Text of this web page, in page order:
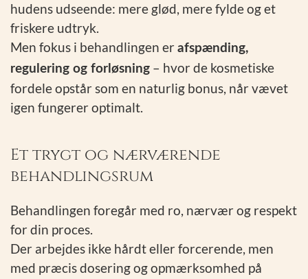
hudens udseende: mere glød, mere fylde og et
friskere udtryk.
Men fokus i behandlingen er afspænding,
regulering og forløsning – hvor de kosmetiske
fordele opstår som en naturlig bonus, når vævet
igen fungerer optimalt.
Et trygt og nærværende
behandlingsrum
Behandlingen foregår med ro, nærvær og respekt
for din proces.
Der arbejdes ikke hårdt eller forcerende, men
med præcis dosering og opmærksomhed på